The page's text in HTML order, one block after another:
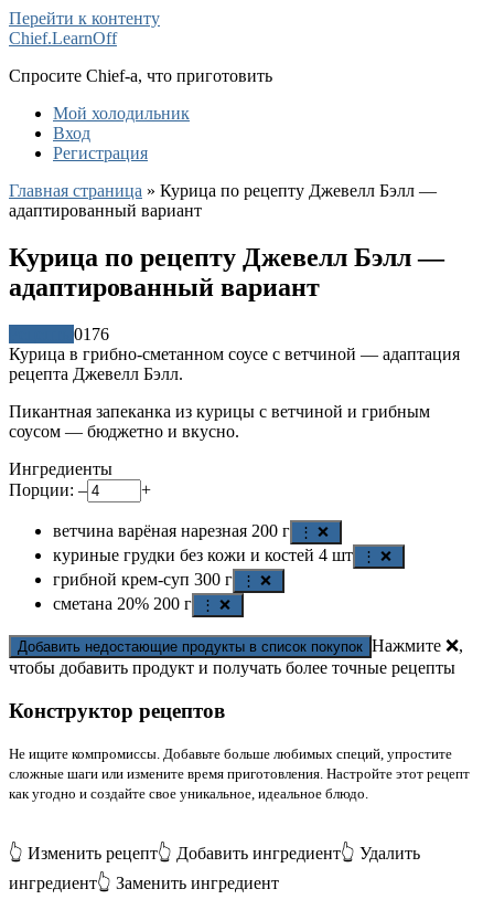
Перейти к контенту
Chief.LearnOff
Спросите Chief-а, что приготовить
Мой холодильник
Вход
Регистрация
Главная страница » Курица по рецепту Джевелл Бэлл —
адаптированный вариант
Курица по рецепту Джевелл Бэлл —
адаптированный вариант
0176
Курица в грибно-сметанном соусе с ветчиной — адаптация
рецепта Джевелл Бэлл.
Пикантная запеканка из курицы с ветчиной и грибным
соусом — бюджетно и вкусно.
Ингредиенты
Порции: – +
ветчина варёная нарезная 200 г ⋮ ❌
куриные грудки без кожи и костей 4 шт ⋮ ❌
грибной крем-суп 300 г ⋮ ❌
сметана 20% 200 г ⋮ ❌
Добавить недостающие продукты в список покупок Нажмите ❌,
чтобы добавить продукт и получать более точные рецепты
Конструктор рецептов
Не ищите компромиссы. Добавьте больше любимых специй, упростите
сложные шаги или измените время приготовления. Настройте этот рецепт
как угодно и создайте свое уникальное, идеальное блюдо.
👆 Изменить рецепт👆 Добавить ингредиент👆 Удалить
ингредиент👆 Заменить ингредиент